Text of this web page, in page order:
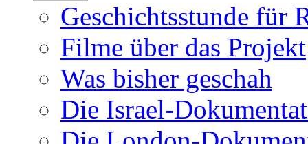
Geschichtsstunde für
Filme über das Projekt
Was bisher geschah
Die Israel-